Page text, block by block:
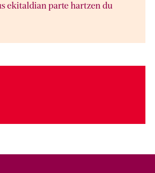
ekitaldian parte hartzen du